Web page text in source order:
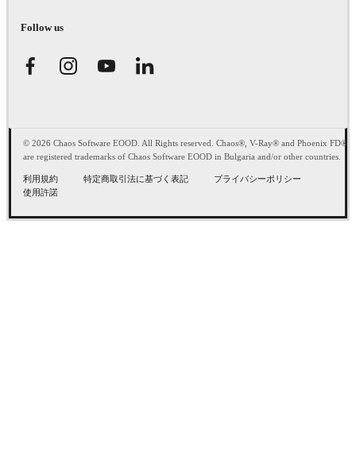
Follow us
© 2026 Chaos Software EOOD. All Rights reserved. Chaos®, V-Ray® and Phoenix FD®
are registered trademarks of Chaos Software EOOD in Bulgaria and/or other countries.
利用規約 特定商取引法に基づく表記
プライバシーポリシー
使用許諾